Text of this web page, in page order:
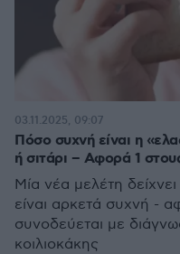
Πόσο συχνή είναι η
ή σιτάρι – Αφορά 1
Μία νέα μελέτη
είναι αρκετά συχνή -
συνοδεύεται με
κοιλιοκάκης
03.11.2025, 09:07